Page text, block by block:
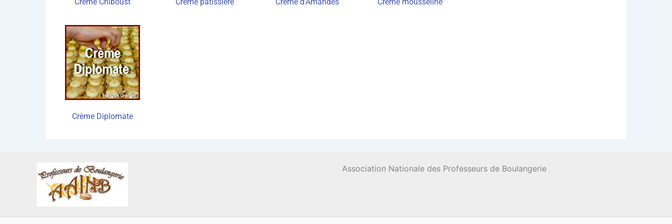
Crème Diplo­mate
Association Nationale des Professeurs de Boulangerie